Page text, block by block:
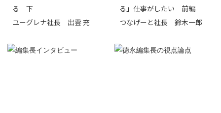
る 下
ユーグレナ社長 出雲 充
る」仕事がしたい 前編
つなげーと社長 鈴木一郎